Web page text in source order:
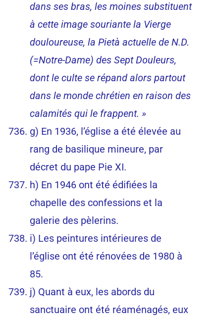
dans ses bras, les moines substituent
à cette image souriante la Vierge
douloureuse, la Pietà actuelle de N.D.
(=Notre-Dame) des Sept Douleurs,
dont le culte se répand alors partout
dans le monde chrétien en raison des
calamités qui le frappent. »
g) En 1936, l’église a été élevée au
rang de basilique mineure, par
décret du pape Pie XI.
h) En 1946 ont été édifiées la
chapelle des confessions et la
galerie des pèlerins.
i) Les peintures intérieures de
l’église ont été rénovées de 1980 à
85.
j) Quant à eux, les abords du
sanctuaire ont été réaménagés, eux